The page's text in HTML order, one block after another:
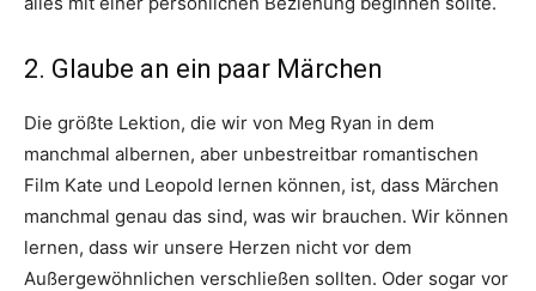
2. Glaube an ein paar Märchen
Die größte Lektion, die wir von Meg Ryan in dem
manchmal albernen, aber unbestreitbar romantischen
Film Kate und Leopold lernen können, ist, dass Märchen
manchmal genau das sind, was wir brauchen. Wir können
lernen, dass wir unsere Herzen nicht vor dem
Außergewöhnlichen verschließen sollten. Oder sogar vor